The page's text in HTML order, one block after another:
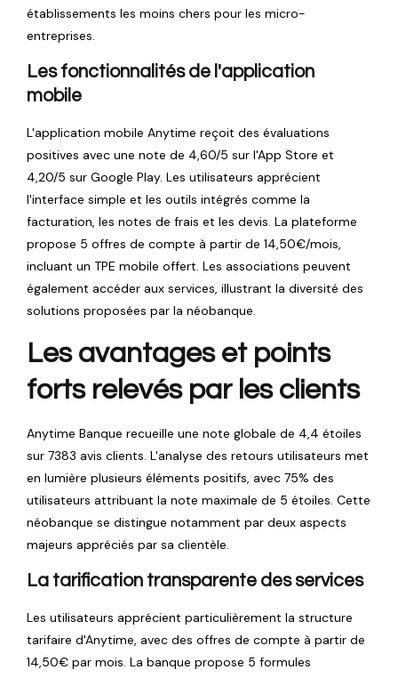
établissements les moins chers pour les micro-
entreprises.
Les fonctionnalités de l'application
mobile
L'application mobile Anytime reçoit des évaluations
positives avec une note de 4,60/5 sur l'App Store et
4,20/5 sur Google Play. Les utilisateurs apprécient
l'interface simple et les outils intégrés comme la
facturation, les notes de frais et les devis. La plateforme
propose 5 offres de compte à partir de 14,50€/mois,
incluant un TPE mobile offert. Les associations peuvent
également accéder aux services, illustrant la diversité des
solutions proposées par la néobanque.
Les avantages et points
forts relevés par les clients
Anytime Banque recueille une note globale de 4,4 étoiles
sur 7383 avis clients. L'analyse des retours utilisateurs met
en lumière plusieurs éléments positifs, avec 75% des
utilisateurs attribuant la note maximale de 5 étoiles. Cette
néobanque se distingue notamment par deux aspects
majeurs appréciés par sa clientèle.
La tarification transparente des services
Les utilisateurs apprécient particulièrement la structure
tarifaire d'Anytime, avec des offres de compte à partir de
14,50€ par mois. La banque propose 5 formules